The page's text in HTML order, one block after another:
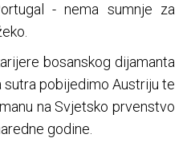
- nema sumnje za
bosanskog dijamanta
sutra pobijedimo Austriju te
na Svjetsko prvenstvo
godine.